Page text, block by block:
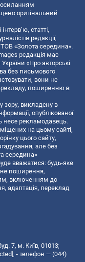
оригінальний
статті,
редакції,
«Золота середина».
редакція має
«Про авторські
без письмового
вони не
поширенню в
зору, викладену в
опублікованої
несе рекламодавець.
на цьому сайті,
цього сайту,
але без
середина»
вважатися: будь-яке
поширення,
включенням до
адаптація, переклад
7, м. Київ, 01013;
; - телефон — (044)